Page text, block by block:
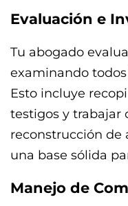
Evaluación e
Tu abogado
examinando
Esto incluye
testigos y trabajar
reconstrucción de
una base sólida
Manejo de